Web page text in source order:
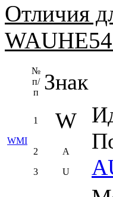
Отличия
№
п/
п
Знак
WMI
1 W
2
A
3
U